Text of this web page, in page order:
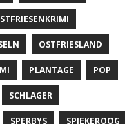
OSTFRIESLAND
PLANTAGE POP
SCHLAGER
SPERBYS SPIEKEROOG